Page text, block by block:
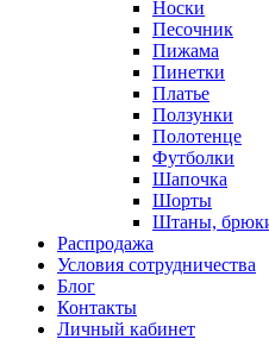
Носки
Песочник
Пижама
Пинетки
Платье
Ползунки
Полотенце
Футболки
Шапочка
Шорты
Штаны,
Распродажа
Условия сотрудничества
Блог
Контакты
Личный кабинет